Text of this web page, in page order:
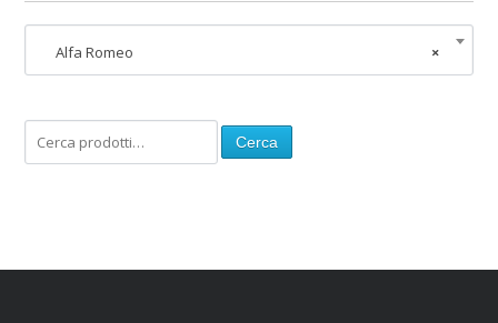
×
Alfa Romeo
Cerca